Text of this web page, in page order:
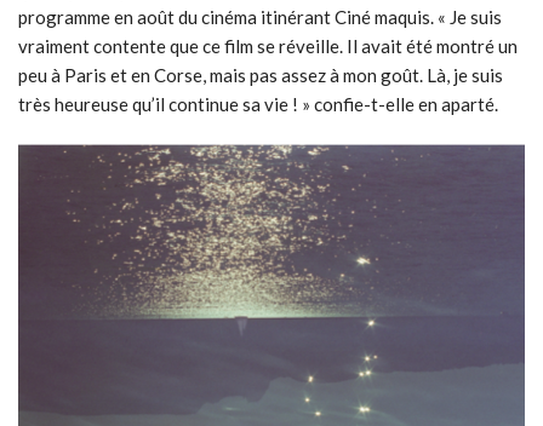
programme en août du cinéma itinérant Ciné maquis. « Je suis
vraiment contente que ce film se réveille. Il avait été montré un
peu à Paris et en Corse, mais pas assez à mon goût. Là, je suis
très heureuse qu’il continue sa vie ! » confie-t-elle en aparté.